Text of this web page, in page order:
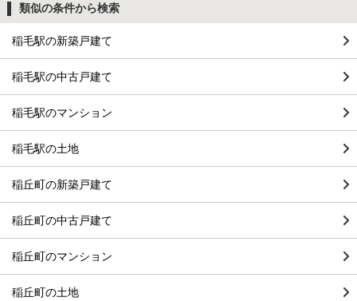
類似の条件から検索
稲毛駅の新築戸建て
稲毛駅の中古戸建て
稲毛駅のマンション
稲毛駅の土地
稲丘町の新築戸建て
稲丘町の中古戸建て
稲丘町のマンション
稲丘町の土地